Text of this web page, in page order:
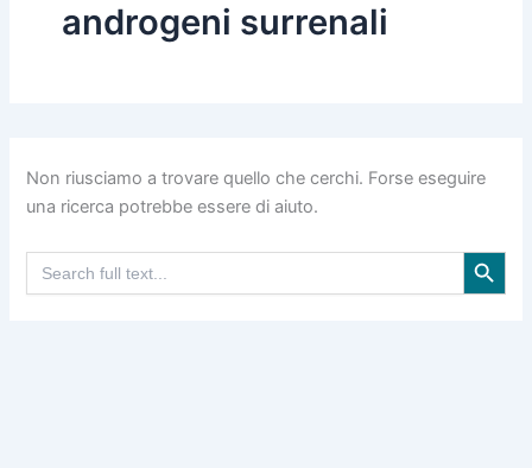
androgeni surrenali
Non riusciamo a trovare quello che cerchi. Forse eseguire
una ricerca potrebbe essere di aiuto.
Search
for:
Search Button